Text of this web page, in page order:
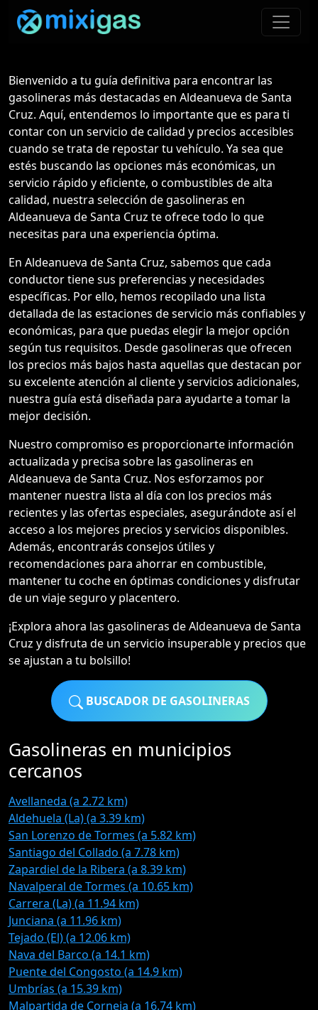
Bienvenido a tu guía definitiva para encontrar las
gasolineras más destacadas en Aldeanueva de Santa
Cruz. Aquí, entendemos lo importante que es para ti
contar con un servicio de calidad y precios accesibles
cuando se trata de repostar tu vehículo. Ya sea que
estés buscando las opciones más económicas, un
servicio rápido y eficiente, o combustibles de alta
calidad, nuestra selección de gasolineras en
Aldeanueva de Santa Cruz te ofrece todo lo que
necesitas para una experiencia óptima.
En Aldeanueva de Santa Cruz, sabemos que cada
conductor tiene sus preferencias y necesidades
específicas. Por ello, hemos recopilado una lista
detallada de las estaciones de servicio más confiables y
económicas, para que puedas elegir la mejor opción
según tus requisitos. Desde gasolineras que ofrecen
los precios más bajos hasta aquellas que destacan por
su excelente atención al cliente y servicios adicionales,
nuestra guía está diseñada para ayudarte a tomar la
mejor decisión.
Nuestro compromiso es proporcionarte información
actualizada y precisa sobre las gasolineras en
Aldeanueva de Santa Cruz. Nos esforzamos por
mantener nuestra lista al día con los precios más
recientes y las ofertas especiales, asegurándote así el
acceso a los mejores precios y servicios disponibles.
Además, encontrarás consejos útiles y
recomendaciones para ahorrar en combustible,
mantener tu coche en óptimas condiciones y disfrutar
de un viaje seguro y placentero.
¡Explora ahora las gasolineras de Aldeanueva de Santa
Cruz y disfruta de un servicio insuperable y precios que
se ajustan a tu bolsillo!
BUSCADOR DE GASOLINERAS
Gasolineras en municipios
cercanos
Avellaneda (a 2.72 km)
Aldehuela (La) (a 3.39 km)
San Lorenzo de Tormes (a 5.82 km)
Santiago del Collado (a 7.78 km)
Zapardiel de la Ribera (a 8.39 km)
Navalperal de Tormes (a 10.65 km)
Carrera (La) (a 11.94 km)
Junciana (a 11.96 km)
Tejado (El) (a 12.06 km)
Nava del Barco (a 14.1 km)
Puente del Congosto (a 14.9 km)
Umbrías (a 15.39 km)
Malpartida de Corneja (a 16.74 km)